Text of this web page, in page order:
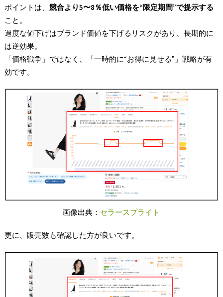
ポイントは、 競合より5〜8 ％低い価格を“限定期間”で提示する
こと。
過度な値下げはブランド価値を下げるリスクがあり、長期的に
は逆効果。
「価格戦争」ではなく、「一時的に“お得に見せる”」戦略が有
効です。
画像出典： セラースプライト
更に、販売数も確認した方が良いです。